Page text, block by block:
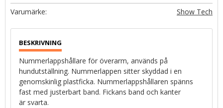
Show Tech
Nummerlappshållare för överarm, används på
hundutställning. Nummerlappen sitter skyddad i en
genomskinlig plastficka. Nummerlappshållaren spänns
fast med justerbart band. Fickans band och kanter
är svarta.